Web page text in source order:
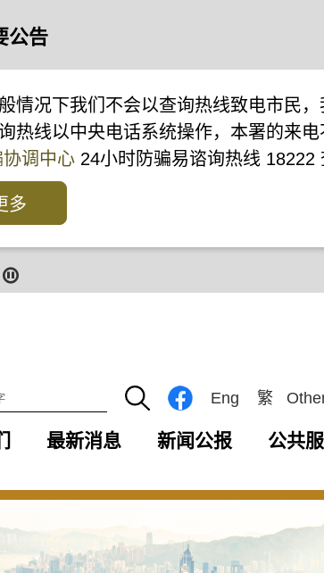
公告
情况下我们不会以查询热线致电市民
热线以中央电话系统操作，本署的来
协调中心 24小时防骗易谘询热线 18222
多
Eng 繁
最新消息 新闻公报 公共